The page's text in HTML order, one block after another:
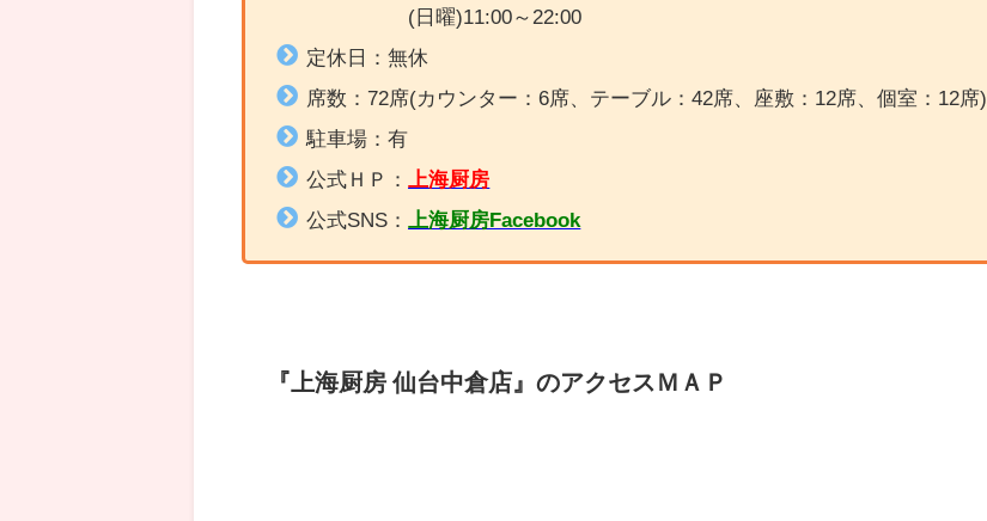
(日曜)11:00～22:00
定休日：無休
席数：72席(カウンター：6席、テーブル：42席、座敷：12席、個室：12席)
駐車場：有
公式ＨＰ：
上海厨房
公式SNS：
上海厨房Facebook
『上海厨房 仙台中倉店』のアクセスＭＡＰ